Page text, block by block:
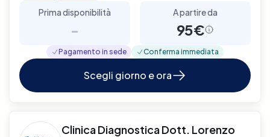
Prima disponibilità
-
A partire da
95€
Pagamento in sede Conferma immediata
Scegli giorno e ora
Clinica Diagnostica Dott. Lorenzo